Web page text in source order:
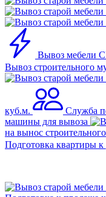
Вывоз мебели
Вывоз строительного
куб.м. Служба
машины для вывоза
на вынос
Подготовка квартиры к